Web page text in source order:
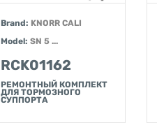
Brand: KNORR CALI
Model: SN 5 ...
RCK01162
РЕМОНТНЫЙ КОМПЛЕКТ
ДЛЯ ТОРМОЗНОГО
СУППОРТА